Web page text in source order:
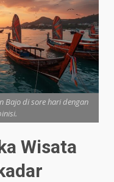
Bajo di sore hari dengan
Wisata